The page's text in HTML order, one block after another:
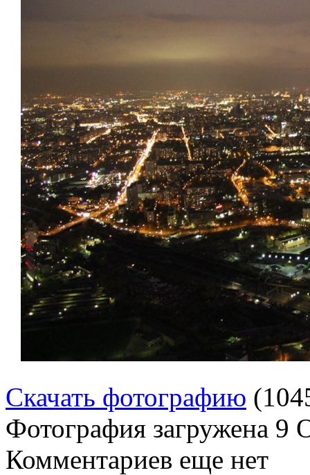
Скачать фотографию
Фотография загружена 9
Комментариев еще нет